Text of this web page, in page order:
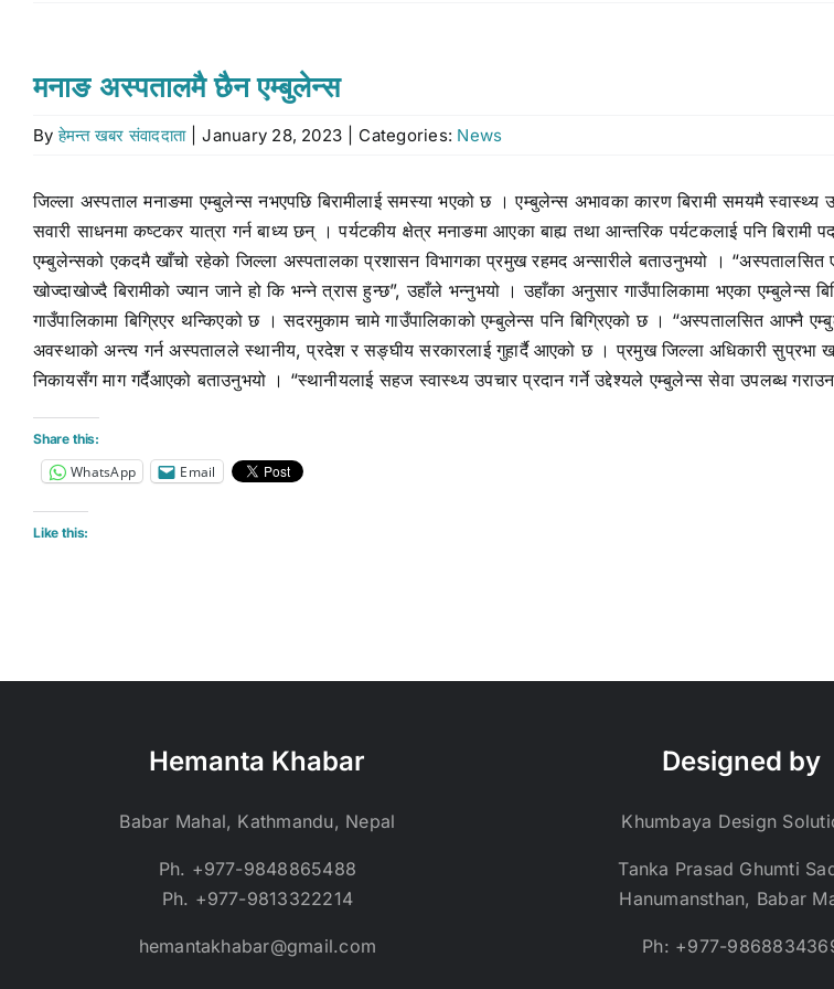
मनाङ अस्पतालमै छैन एम्बुलेन्स
Byहेमन्त खबर संवाददाता January 28, 2023 Categories: News
जिल्ला अस्पताल मनाङमा एम्बुलेन्स नभएपछि बिरामीलाई समस्या भएको छ । एम्बुलेन्स अभावका कारण बिरामी समयमै
सवारी साधनमा कष्टकर यात्रा गर्न बाध्य छन् । पर्यटकीय क्षेत्र मनाङमा आएका बाह्य तथा आन्तरिक पर्यटकलाई पनि
एम्बुलेन्सको एकदमै खाँचो रहेको जिल्ला अस्पतालका प्रशासन विभागका प्रमुख रहमद अन्सारीले बताउनुभयो । “अस्पतालसित
खोज्दाखोज्दै बिरामीको ज्यान जाने हो कि भन्ने त्रास हुन्छ”, उहाँले भन्नुभयो । उहाँका अनुसार गाउँपालिकामा भएका
गाउँपालिकामा बिग्रिएर थन्किएको छ । सदरमुकाम चामे गाउँपालिकाको एम्बुलेन्स पनि बिग्रिएको छ । “अस्पतालसित
अवस्थाको अन्त्य गर्न अस्पतालले स्थानीय, प्रदेश र सङ्घीय सरकारलाई गुहार्दै आएको छ । प्रमुख जिल्ला अधिकारी
निकायसँग माग गर्दैआएको बताउनुभयो । “स्थानीयलाई सहज स्वास्थ्य उपचार प्रदान गर्ने उद्देश्यले एम्बुलेन्स सेवा उपलब्ध
Share this:
WhatsApp Email
Like this:
Hemanta Khabar
Babar Mahal, Kathmandu, Nepal
Ph. +977-9848865488
Ph. +977-9813322214
hemantakhabar@gmail.com
Designed by
Khumbaya Design
Tanka Prasad Ghumti
Hanumansthan, Babar
Ph: +977-